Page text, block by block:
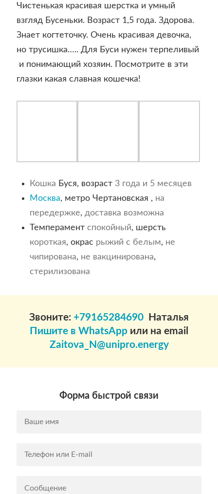
Чистенькая красивая шерстка и умный
взгляд Бусеньки. Возраст 1,5 года. Здорова.
Знает когтеточку. Очень красивая девочка,
но трусишка….. Для Буси нужен терпеливый
и понимающий хозяин. Посмотрите в эти
глазки какая славная кошечка!
Кошка Буся, возраст 3 года и 5 месяцев
Москва, метро Чертановская , на
передержке, доставка возможна
Темперамент спокойный, шерсть
короткая, окрас рыжий с белым, не
чипирована, не вакцинирована,
стерилизована
Звоните: +79165284690 Наталья
Пишите в WhatsApp или на email
Zaitova_N@unipro.energy
Форма быстрой связи